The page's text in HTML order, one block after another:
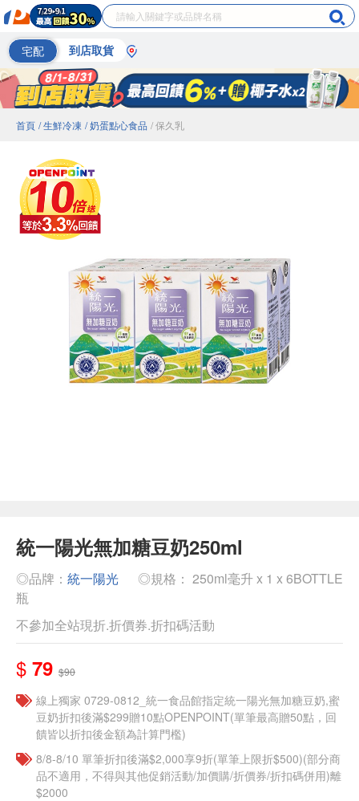
宅配 到店取貨
首頁 / 生鮮冷凍 / 奶蛋點心食品 / 保久乳
統一陽光無加糖豆奶250ml
◎品牌： 統一陽光
◎規格： 250ml毫升 x 1 x 6BOTTLE
瓶
不參加全站現折.折價券.折扣碼活動
$ 79 $90
線上獨家 0729-0812_統一食品館指定統一陽光無加糖豆奶,蜜
豆奶折扣後滿$299贈10點OPENPOINT(單筆最高贈50點，回
饋皆以折扣後金額為計算門檻)
8/8-8/10 單筆折扣後滿$2,000享9折(單筆上限折$500)(部分商
品不適用，不得與其他促銷活動/加價購/折價券/折扣碼併用)離
$2000